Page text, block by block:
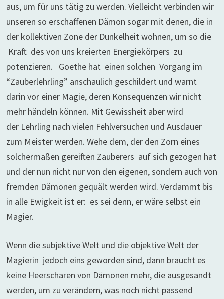
aus, um für uns tätig zu werden. Vielleicht verbinden wir
unseren so erschaffenen Dämon sogar mit denen, die in
der kollektiven Zone der Dunkelheit wohnen, um so die
Kraft des von uns kreierten Energiekörpers zu
potenzieren. Goethe hat einen solchen Vorgang im
“Zauberlehrling” anschaulich geschildert und warnt
darin vor einer Magie, deren Konsequenzen wir nicht
mehr händeln können. Mit Gewissheit aber wird
der Lehrling nach vielen Fehlversuchen und Ausdauer
zum Meister werden. Wehe dem, der den Zorn eines
solchermaßen gereiften Zauberers auf sich gezogen hat
und der nun nicht nur von den eigenen, sondern auch von
fremden Dämonen gequält werden wird. Verdammt bis
in alle Ewigkeit ist er: es sei denn, er wäre selbst ein
Magier.
Wenn die subjektive Welt und die objektive Welt der
Magierin jedoch eins geworden sind, dann braucht es
keine Heerscharen von Dämonen mehr, die ausgesandt
werden, um zu verändern, was noch nicht passend